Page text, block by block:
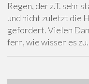
Regen, der z.T. sehr
und nicht zuletzt die
gefordert. Vielen
fern, wie wissen es